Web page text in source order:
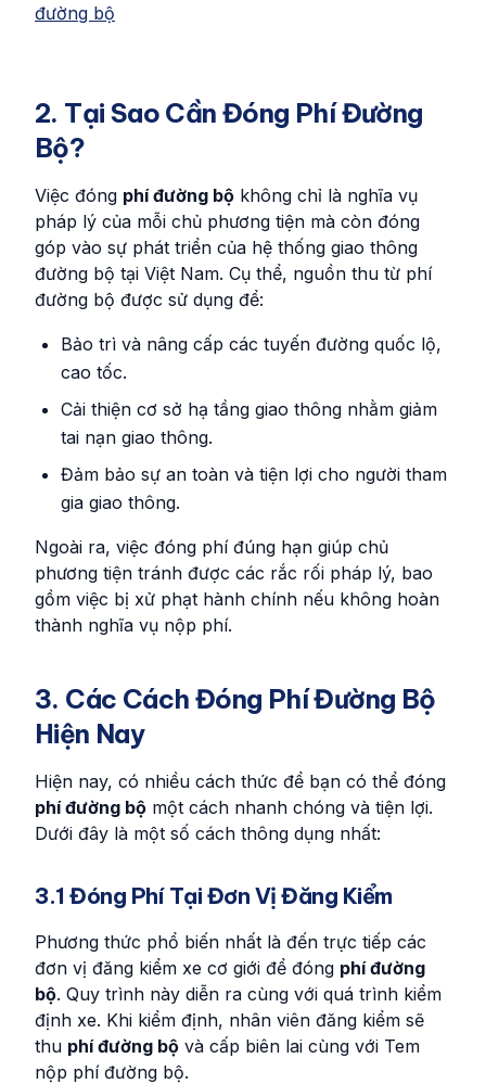
đường bộ
2. Tại Sao Cần Đóng Phí Đường
Bộ?
Việc đóng phí đường bộ không chỉ là nghĩa vụ
pháp lý của mỗi chủ phương tiện mà còn đóng
góp vào sự phát triển của hệ thống giao thông
đường bộ tại Việt Nam. Cụ thể, nguồn thu từ phí
đường bộ được sử dụng để:
Bảo trì và nâng cấp các tuyến đường quốc lộ,
cao tốc.
Cải thiện cơ sở hạ tầng giao thông nhằm giảm
tai nạn giao thông.
Đảm bảo sự an toàn và tiện lợi cho người tham
gia giao thông.
Ngoài ra, việc đóng phí đúng hạn giúp chủ
phương tiện tránh được các rắc rối pháp lý, bao
gồm việc bị xử phạt hành chính nếu không hoàn
thành nghĩa vụ nộp phí.
3. Các Cách Đóng Phí Đường Bộ
Hiện Nay
Hiện nay, có nhiều cách thức để bạn có thể đóng
phí đường bộ một cách nhanh chóng và tiện lợi.
Dưới đây là một số cách thông dụng nhất:
3.1 Đóng Phí Tại Đơn Vị Đăng Kiểm
Phương thức phổ biến nhất là đến trực tiếp các
đơn vị đăng kiểm xe cơ giới để đóng phí đường
bộ. Quy trình này diễn ra cùng với quá trình kiểm
định xe. Khi kiểm định, nhân viên đăng kiểm sẽ
thu phí đường bộ và cấp biên lai cùng với Tem
nộp phí đường bộ.